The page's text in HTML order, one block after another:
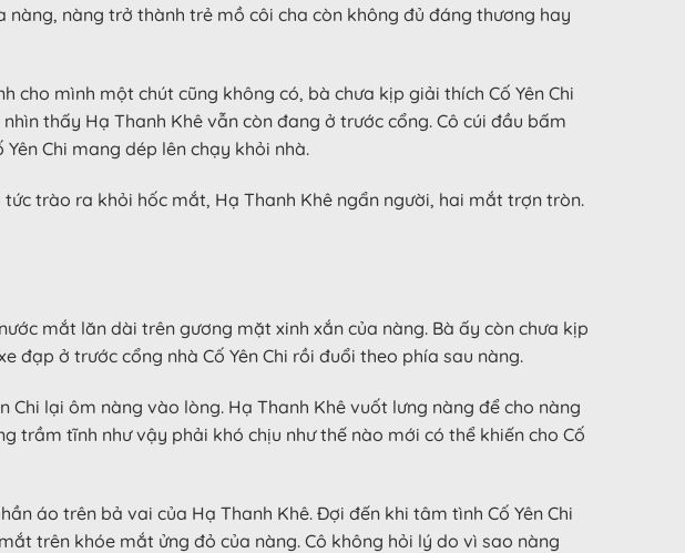
nàng trở thành trẻ mồ côi cha còn không đủ đáng thương hay
cho mình một chút cũng không có, bà chưa kịp giải thích Cố Yên Chi
thấy Hạ Thanh Khê vẫn còn đang ở trước cổng. Cô cúi đầu bấm
Chi mang dép lên chạy khỏi nhà.
trào ra khỏi hốc mắt, Hạ Thanh Khê ngẩn người, hai mắt trợn tròn.
mắt lăn dài trên gương mặt xinh xắn của nàng. Bà ấy còn chưa kịp
đạp ở trước cổng nhà Cố Yên Chi rồi đuổi theo phía sau nàng.
Chi lại ôm nàng vào lòng. Hạ Thanh Khê vuốt lưng nàng để cho nàng
trầm tĩnh như vậy phải khó chịu như thế nào mới có thể khiến cho Cố
áo trên bả vai của Hạ Thanh Khê. Đợi đến khi tâm tình Cố Yên Chi
trên khóe mắt ửng đỏ của nàng. Cô không hỏi lý do vì sao nàng